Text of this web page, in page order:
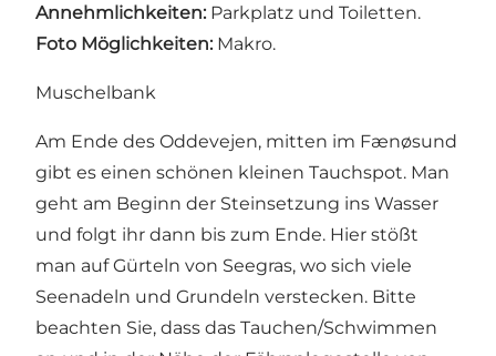
Annehmlichkeiten: Parkplatz und Toiletten.
Foto Möglichkeiten: Makro.
Muschelbank
Am Ende des Oddevejen, mitten im Fænøsund
gibt es einen schönen kleinen Tauchspot. Man
geht am Beginn der Steinsetzung ins Wasser
und folgt ihr dann bis zum Ende. Hier stößt
man auf Gürteln von Seegras, wo sich viele
Seenadeln und Grundeln verstecken. Bitte
beachten Sie, dass das Tauchen/Schwimmen